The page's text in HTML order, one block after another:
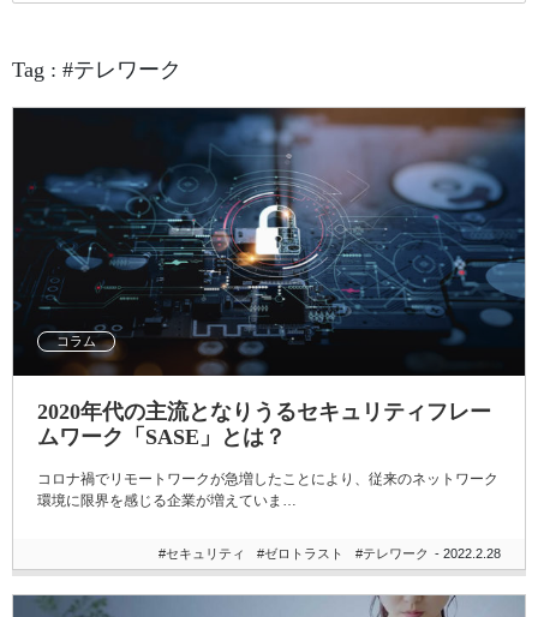
Tag : #テレワーク
コラム
2020年代の主流となりうるセキュリティフレー
ムワーク「SASE」とは？
コロナ禍でリモートワークが急増したことにより、従来のネットワーク
環境に限界を感じる企業が増えていま…
#セキュリティ #ゼロトラスト #テレワーク - 2022.2.28